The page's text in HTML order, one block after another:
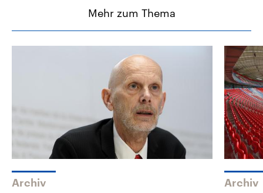
Mehr zum Thema
Archiv Archiv